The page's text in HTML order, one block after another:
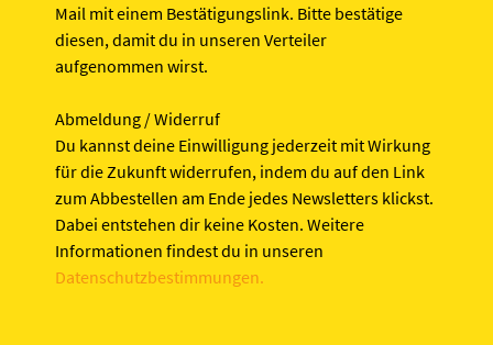
Mail mit einem Bestätigungslink. Bitte bestätige
diesen, damit du in unseren Verteiler
aufgenommen wirst.
Abmeldung / Widerruf
Du kannst deine Einwilligung jederzeit mit Wirkung
für die Zukunft widerrufen, indem du auf den Link
zum Abbestellen am Ende jedes Newsletters klickst.
Dabei entstehen dir keine Kosten. Weitere
Informationen findest du in unseren
Datenschutzbestimmungen.